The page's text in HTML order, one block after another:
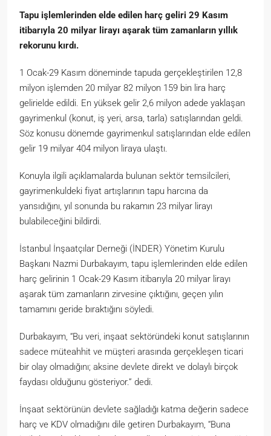
Tapu işlemlerinden elde edilen harç geliri 29 Kasım
itibarıyla 20 milyar lirayı aşarak tüm zamanların yıllık
rekorunu kırdı.
1 Ocak-29 Kasım döneminde tapuda gerçekleştirilen 12,8
milyon işlemden 20 milyar 82 milyon 159 bin lira harç
gelirielde edildi. En yüksek gelir 2,6 milyon adede yaklaşan
gayrimenkul (konut, iş yeri, arsa, tarla) satışlarından geldi.
Söz konusu dönemde gayrimenkul satışlarından elde edilen
gelir 19 milyar 404 milyon liraya ulaştı.
Konuyla ilgili açıklamalarda bulunan sektör temsilcileri,
gayrimenkuldeki fiyat artışlarının tapu harcına da
yansıdığını, yıl sonunda bu rakamın 23 milyar lirayı
bulabileceğini bildirdi.
İstanbul İnşaatçılar Derneği (İNDER) Yönetim Kurulu
Başkanı Nazmi Durbakayım, tapu işlemlerinden elde edilen
harç gelirinin 1 Ocak-29 Kasım itibarıyla 20 milyar lirayı
aşarak tüm zamanların zirvesine çıktığını, geçen yılın
tamamını geride bıraktığını söyledi.
Durbakayım, “Bu veri, inşaat sektöründeki konut satışlarının
sadece müteahhit ve müşteri arasında gerçekleşen ticari
bir olay olmadığını; aksine devlete direkt ve dolaylı birçok
faydası olduğunu gösteriyor.” dedi.
İnşaat sektörünün devlete sağladığı katma değerin sadece
harç ve KDV olmadığını dile getiren Durbakayım, “Buna